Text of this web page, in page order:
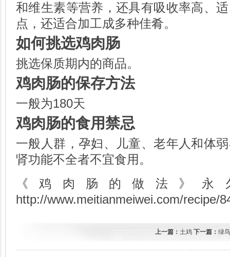
煮驴肉的做法
骆驼掌的做法
中脂酸奶的做法
酸酪蛋的做法
芝麻籽的做法
和维生素等营养，还具有吸收率高、
点，还适合加工成多种佳肴。
如何挑选鸡肉肠
挑选保质期内的商品。
鸡肉肠的保存方法
一般为180天
鸡肉肠的食用禁忌
一般人群，孕妇、儿童、老年人和体
肾功能不全者不宜食用。
《鸡肉肠的做法》永
http://www.meitianmeiwei.com/recipe/
上一篇： 土鸡 下一篇： 绿